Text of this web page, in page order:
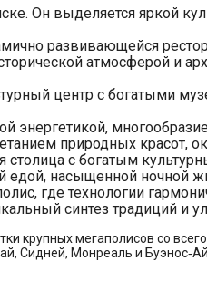
Он выделяется яркой
развивающейся
атмосферой и
центр с богатыми
энергетикой,
природных красот,
столица с богатым
едой, насыщенной
где технологии
синтез традиций и
крупных мегаполисов со
Сидней, Монреаль и